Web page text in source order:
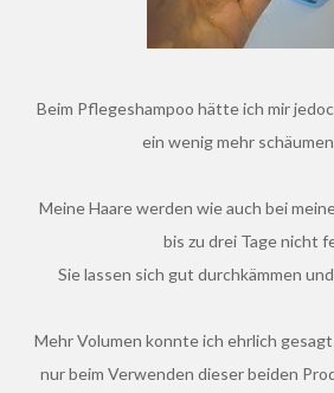
Beim Pflegeshampoo hätte ich mir jedoch gewünscht, dass es
ein wenig mehr
Meine Haare werden wie auch bei meinen anderen Shampoos
bis zu drei Tage nicht
Sie lassen sich gut durchkämmen
Mehr Volumen konnte ich ehrlich gesagt nicht feststellen (also
nur beim Verwenden dieser beiden